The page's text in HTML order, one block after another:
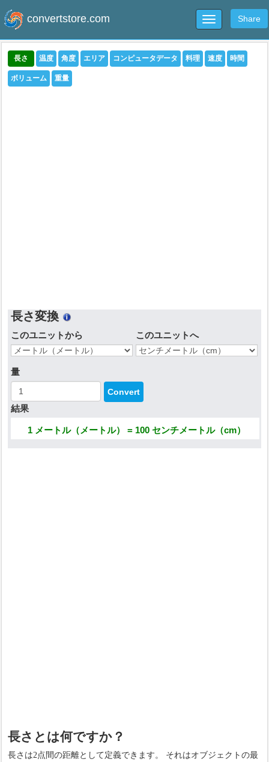
Toggle
navigation
Share
convertstore.com
長さ 温度 角度 エリア コンピュータデータ 料理 速度 時間
ボリューム 重量
長さ変換
このユニットから このユニットへ
量
結果
1 メートル（メートル） = 100 センチメートル（cm）
長さとは何ですか？
長さは2点間の距離として定義できます。 それはオブジェクトの最